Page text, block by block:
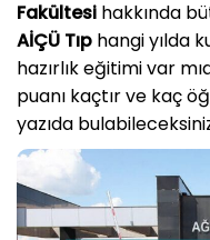
Fakültesi hakkında
AİÇÜ Tıp hangi yılda
hazırlık eğitimi var
puanı kaçtır ve kaç
yazıda